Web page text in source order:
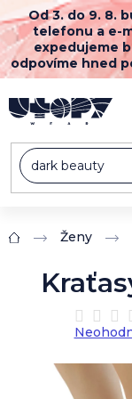
Přejít
na
obsah
Od 3. do 9. 8.
telefonu a e-
expedujeme
odpovíme hned
Domů Ženy